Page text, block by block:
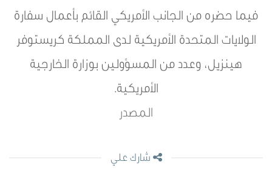
فيما حضره من الجانب الأمريكي القائم بأعمال سفارة
الولايات المتحدة الأمريكية لدى المملكة كريستوفر
هينزيل، وعدد من المسؤولين بوزارة الخارجية
الأمريكية.
المصدر
شارك علي